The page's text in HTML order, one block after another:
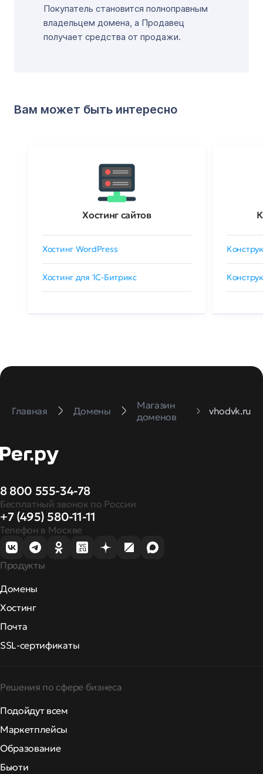
Покупатель становится полноправным
владельцем домена, а Продавец
получает средства от продажи.
Вам может быть интересно
Хостинг сайтов
Хостинг WordPress
Хостинг для 1C-Битрикс
Главная Домены
Магазин
доменов
vhodvk.ru
8 800 555-34-78
Бесплатный звонок по России
+7 (495) 580-11-11
Телефон в Москве
Продукты
Домены
Хостинг
Почта
SSL-сертификаты
Решения по сфере бизнеса
Подойдут всем
Маркетплейсы
Образование
Бьюти